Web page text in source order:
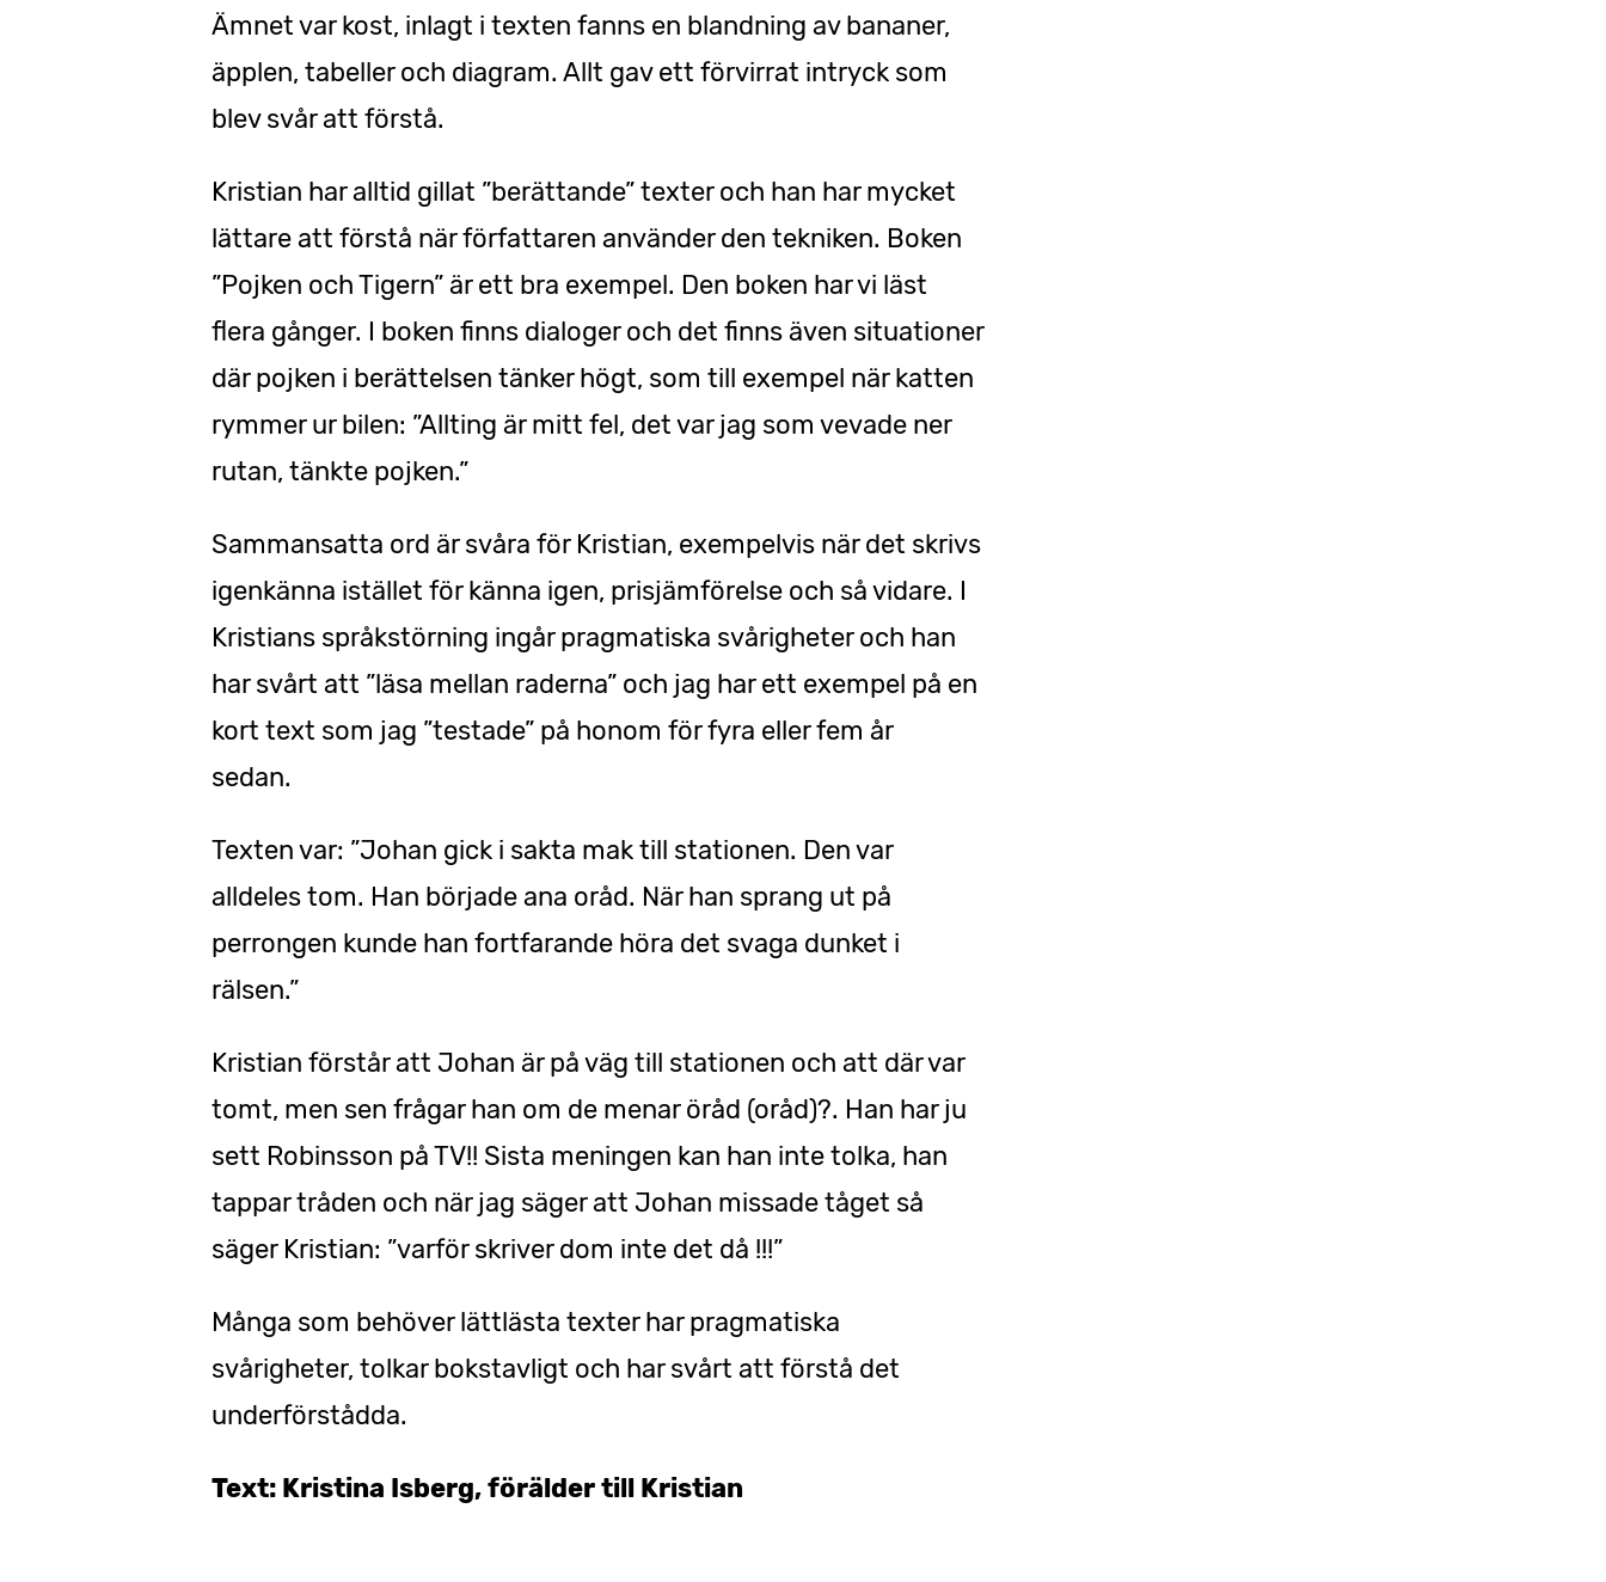
Ämnet var kost, inlagt i texten fanns en blandning av bananer,
äpplen, tabeller och diagram. Allt gav ett förvirrat intryck som
blev svår att förstå.
Kristian har alltid gillat ”berättande” texter och han har mycket
lättare att förstå när författaren använder den tekniken. Boken
”Pojken och Tigern” är ett bra exempel. Den boken har vi läst
flera gånger. I boken finns dialoger och det finns även situationer
där pojken i berättelsen tänker högt, som till exempel när katten
rymmer ur bilen: ”Allting är mitt fel, det var jag som vevade ner
rutan, tänkte pojken.”
Sammansatta ord är svåra för Kristian, exempelvis när det skrivs
igenkänna istället för känna igen, prisjämförelse och så vidare. I
Kristians språkstörning ingår pragmatiska svårigheter och han
har svårt att ”läsa mellan raderna” och jag har ett exempel på en
kort text som jag ”testade” på honom för fyra eller fem år
sedan.
Texten var: ”Johan gick i sakta mak till stationen. Den var
alldeles tom. Han började ana oråd. När han sprang ut på
perrongen kunde han fortfarande höra det svaga dunket i
rälsen.”
Kristian förstår att Johan är på väg till stationen och att där var
tomt, men sen frågar han om de menar öråd (oråd)?. Han har ju
sett Robinsson på TV!! Sista meningen kan han inte tolka, han
tappar tråden och när jag säger att Johan missade tåget så
säger Kristian: ”varför skriver dom inte det då !!!”
Många som behöver lättlästa texter har pragmatiska
svårigheter, tolkar bokstavligt och har svårt att förstå det
underförstådda.
Text: Kristina Isberg, förälder till Kristian